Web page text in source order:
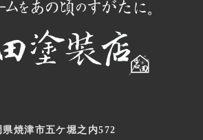
県焼津市五ケ堀之内572